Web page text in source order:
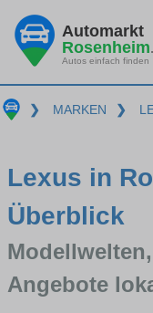
Automarkt
Rosenheim
Autos einfach finden
❯ MARKEN ❯
Lexus in
Überblick
Angebote